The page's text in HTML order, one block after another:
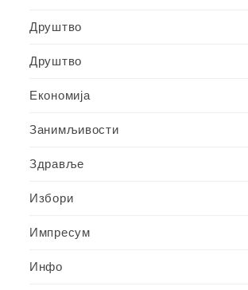
Друштво
Друштво
Економија
Занимљивости
Здравље
Избори
Импресум
Инфо